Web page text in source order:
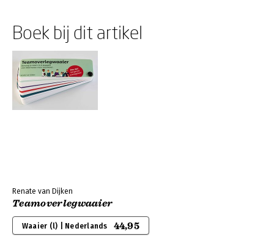
Boek bij dit artikel
Renate van Dijken
Teamoverlegwaaier
Waaier (l) | Nederlands 44,95